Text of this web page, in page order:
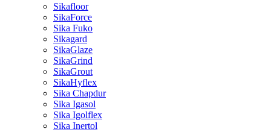
Sikafloor
SikaForce
Sika Fuko
Sikagard
SikaGlaze
SikaGrind
SikaGrout
SikaHyflex
Sika Chapdur
Sika Igasol
Sika Igolflex
Sika Inertol